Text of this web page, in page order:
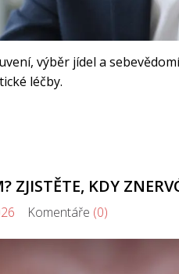
výběr jídel a
léčby.
ZJISTĚTE, KDY
Komentáře (0)